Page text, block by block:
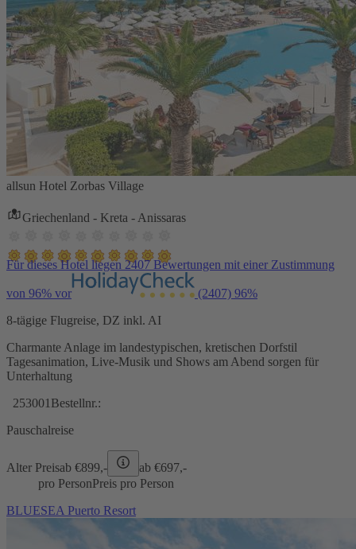
allsun Hotel Zorbas Village
Griechenland - Kreta - Anissaras
Für dieses Hotel liegen 2407 Bewertungen mit einer Zustimmung
von 96% vor (2407) 96%
8-tägige Flugreise, DZ inkl. AI
Charmante Anlage im landestypischen, kretischen Dorfstil
Tagesanimation, Live-Musik und Shows am Abend sorgen für
Unterhaltung
253001 Bestellnr.:
Pauschalreise
Alter Preisab €899,- ab €697,-
pro PersonPreis pro Person
BLUESEA Puerto Resort